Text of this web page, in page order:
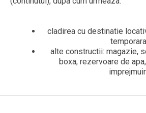
cladirea cu destinatie
alte constructii: magazie,
boxa, rezervoare de